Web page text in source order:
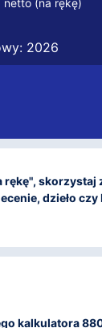
netto (na rękę)
2026
dzieło
kalkulatora